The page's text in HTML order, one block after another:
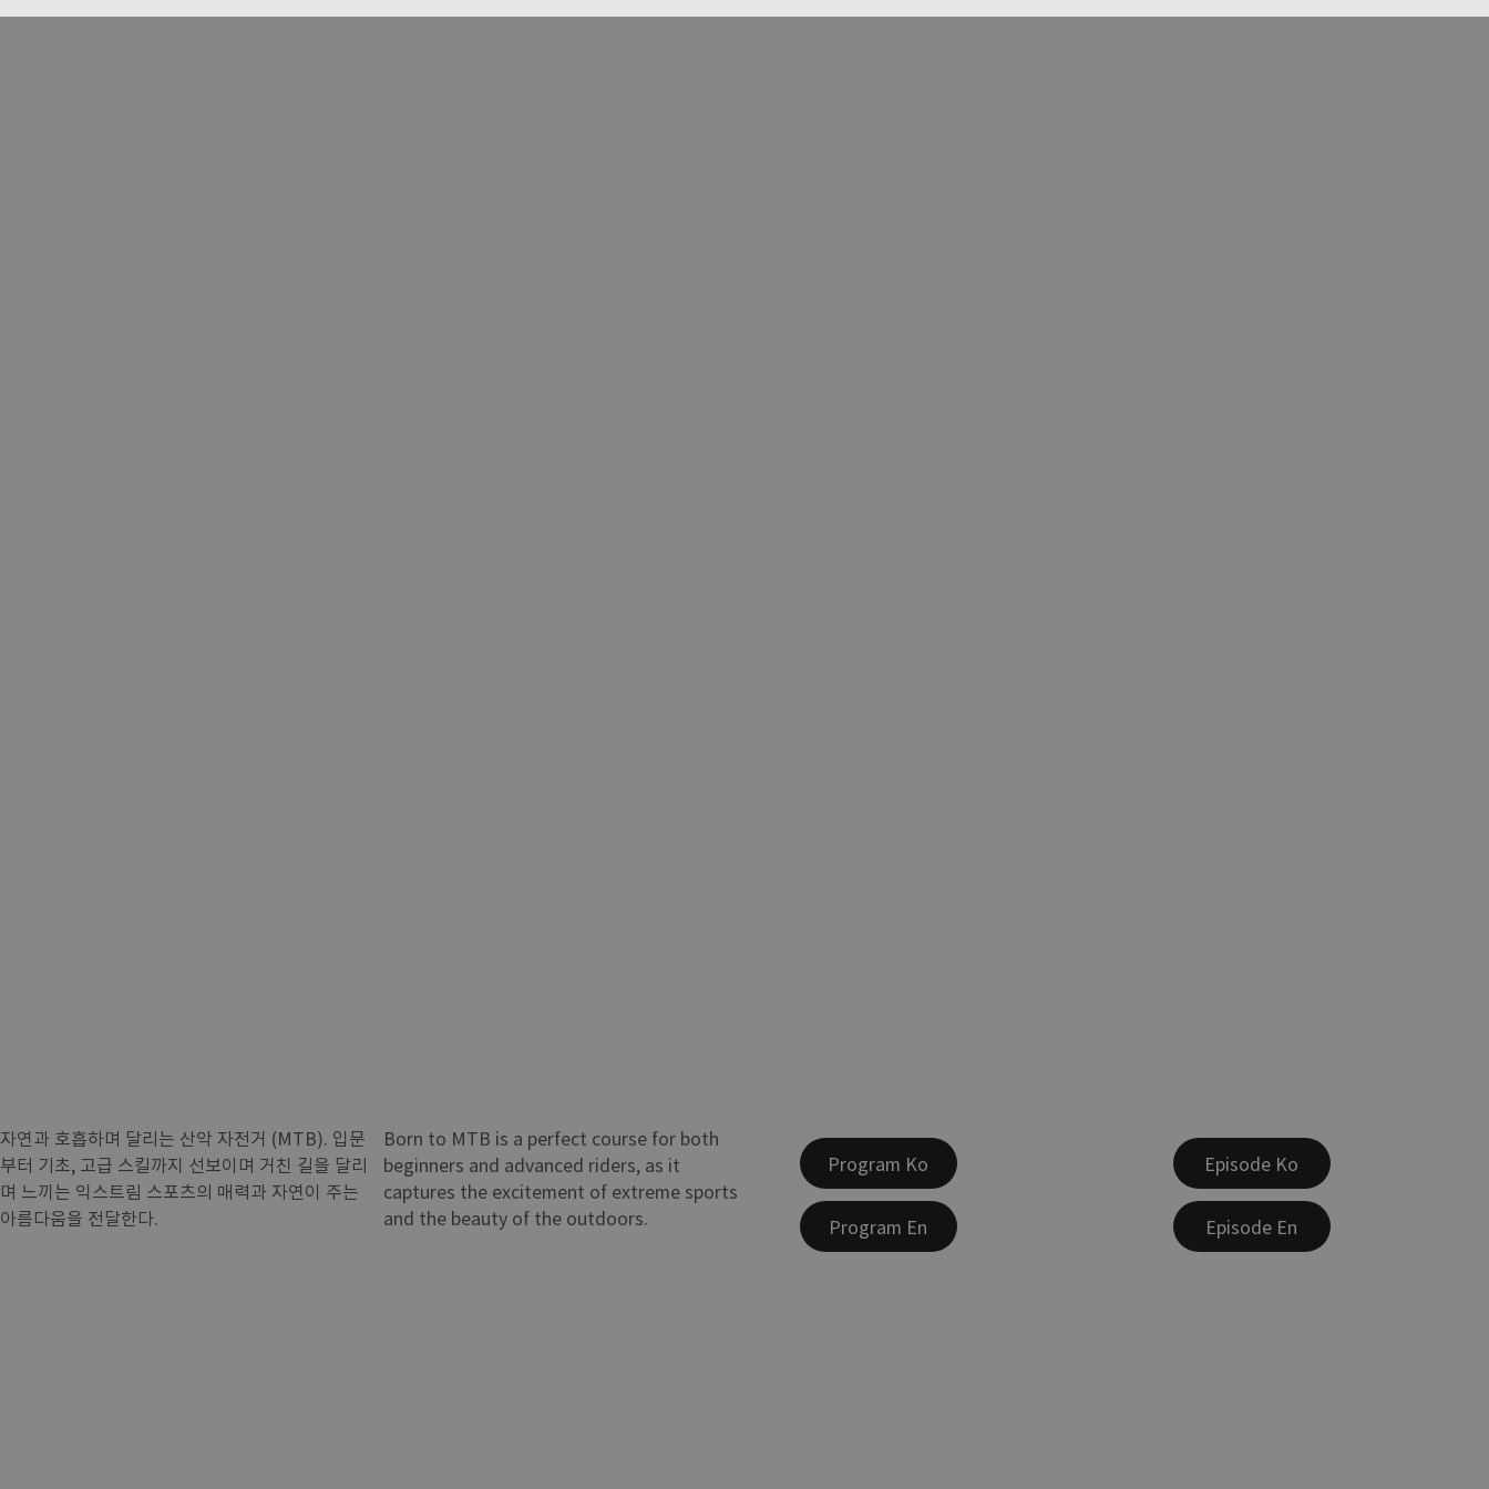
자연과 호흡하며 달리는 산악 자전거 (MTB). 입문
부터 기초, 고급 스킬까지 선보이며 거친 길을 달리
며 느끼는 익스트림 스포츠의 매력과 자연이 주는
아름다움을 전달한다.
Born to MTB is a perfect course for both
beginners and advanced riders, as it
captures the excitement of extreme sports
and the beauty of the outdoors.
Program Ko
Program En
Episode Ko
Episode En